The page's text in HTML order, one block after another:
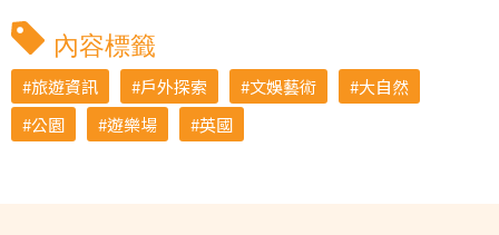
內容標籤
旅遊資訊 戶外探索 文娛藝術
大自然
公園
遊樂場 英國